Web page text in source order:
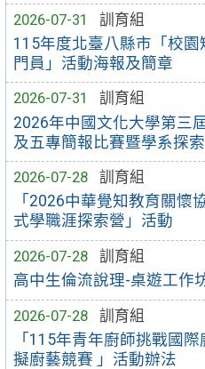
2026-07-31
訓育組
115年度北臺八縣市「校
門員」活動海報及簡章
2026-07-31
訓育組
2026年中國文化大學第三
及五專簡報比賽暨學系探
2026-07-28
訓育組
「2026中華覺知教育關懷
式學職涯探索營」活動
2026-07-28
訓育組
高中生倫流說理-桌遊工作
2026-07-28
訓育組
「115年青年廚師挑戰國
擬廚藝競賽 」活動辦法